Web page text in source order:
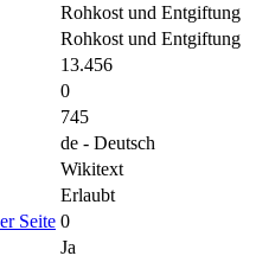
Rohkost und Entgiftung
Rohkost und Entgiftung
13.456
0
745
de - Deutsch
Wikitext
Erlaubt
Seite 0
Ja